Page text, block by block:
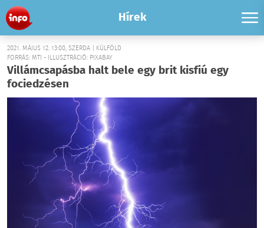
Hírek
2021. MÁJUS 12. 13:00, SZERDA | KÜLFÖLD
FORRÁS: MTI - ILLUSZTRÁCIÓ: PIXABAY
Villámcsapásba halt bele egy brit kisfiú egy
fociedzésen